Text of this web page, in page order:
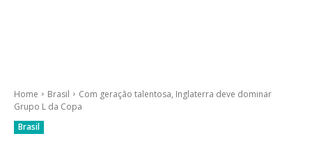
Home Brasil
Com geração talentosa, Inglaterra deve dominar
Grupo L da Copa
Brasil